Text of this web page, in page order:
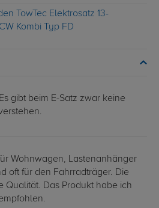
TowTec Elektrosatz 13-
Kombi Typ FD
gibt beim E-Satz zwar keine
Wohnwagen, Lastenanhänger
oft für den Fahrradträger. Die
Qualität. Das Produkt habe ich